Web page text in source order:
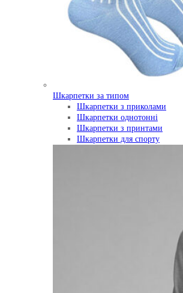
Шкарпетки за типом
Шкарпетки з приколами
Шкарпетки однотонні
Шкарпетки з принтами
Шкарпетки для спорту